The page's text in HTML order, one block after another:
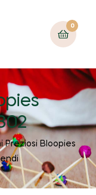
0
Preziosi Bloopies